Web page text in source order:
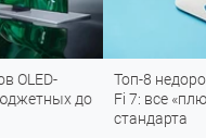
Топ-8 недорогих
Fi 7: все «плюшки»